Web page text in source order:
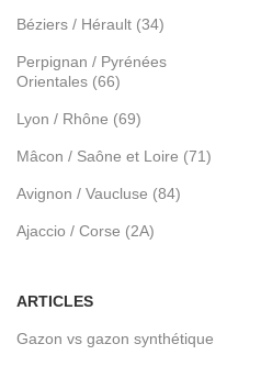
Béziers / Hérault (34)
Perpignan / Pyrénées
Orientales (66)
Lyon / Rhône (69)
Mâcon / Saône et Loire (71)
Avignon / Vaucluse (84)
Ajaccio / Corse (2A)
ARTICLES
Gazon vs gazon synthétique